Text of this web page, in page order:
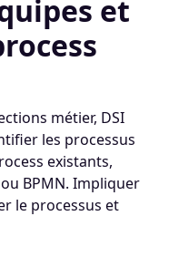
et
métier, DSI
les processus
existants,
BPMN. Impliquer
le processus et